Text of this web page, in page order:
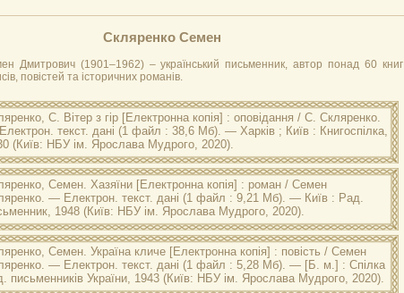
Скляренко Семен
Дмитрович (1901–1962) – український письменник, автор понад 60 книг
повістей та історичних романів.
С. Вітер з гір [Електронна копія] : оповідання / С. Скляренко.
текст. дані (1 файл : 38,6 Мб). — Харків ; Київ : Книгоспілка,
(Київ: НБУ ім. Ярослава Мудрого, 2020).
друкованого документу зберігається в НБУ ім. Ярослава Мудрого:
С. Вітер з гір : оповідання / С. Скляренко. — Харків ; Київ : Книгоспілка, 1930.
[2] с.
Семен. Хазяїни [Електронна копія] : роман / Семен
— Електрон. текст. дані (1 файл : 9,21 Мб). — Київ : Рад.
1948 (Київ: НБУ ім. Ярослава Мудрого, 2020).
друкованого документу зберігається в НБУ ім. Ярослава Мудрого:
С. Хазяїни : роман / Семен Скляренко. — Київ : Рад. письменник, 1948. —
с.
Семен. Україна кличе [Електронна копія] : повість / Семен
— Електрон. текст. дані (1 файл : 5,28 Мб). — [Б. м.] : Спілка
письменників України, 1943 (Київ: НБУ ім. Ярослава Мудрого, 2020).